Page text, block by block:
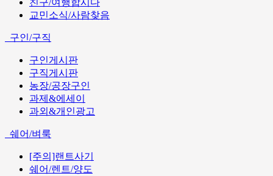
친구/여행합시다
교민소식/사람찾음
구인/구직
구인게시판
구직게시판
농장/공장구인
과제&에세이
과외&개인광고
쉐어/벼룩
[주의]랜트사기
쉐어/렌트/양도